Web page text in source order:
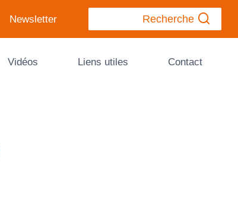
Newsletter Recherche
Vidéos Liens utiles Contact